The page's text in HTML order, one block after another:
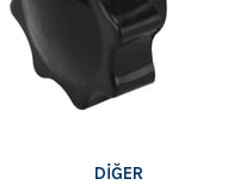
DİĞER